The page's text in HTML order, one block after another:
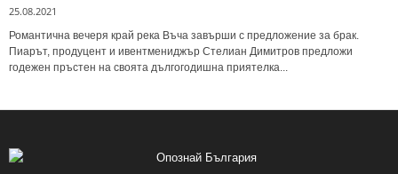
25.08.2021
Романтична вечеря край река Въча завърши с предложение за брак.
Пиарът, продуцент и ивентмениджър Стелиан Димитров предложи
годежен пръстен на своята дългогодишна приятелка...